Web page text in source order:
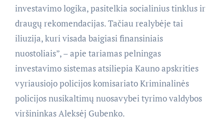
investavimo logika, pasitelkia socialinius tinklus ir
draugų rekomendacijas. Tačiau realybėje tai
iliuzija, kuri visada baigiasi finansiniais
nuostoliais”, – apie tariamas pelningas
investavimo sistemas atsiliepia Kauno apskrities
vyriausiojo policijos komisariato Kriminalinės
policijos nusikaltimų nuosavybei tyrimo valdybos
viršininkas Aleksėj Gubenko.